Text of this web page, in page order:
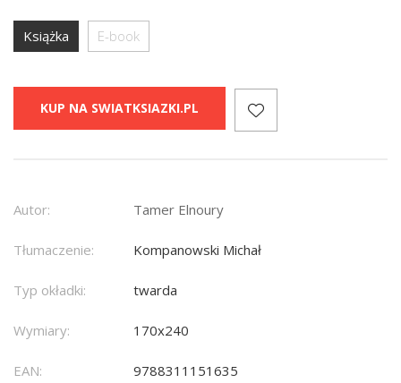
Książka E-book
KUP NA SWIATKSIAZKI.PL
Autor: Tamer Elnoury
Tłumaczenie: Kompanowski Michał
Typ okładki: twarda
Wymiary: 170x240
EAN: 9788311151635